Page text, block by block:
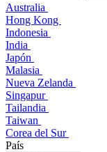
Australia
Hong Kong
Indonesia
India
Japón
Malasia
Nueva Zelanda
Singapur
Tailandia
Taiwan
Corea del Sur
País